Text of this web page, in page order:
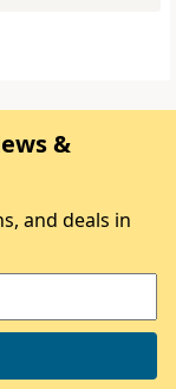
&
and deals in